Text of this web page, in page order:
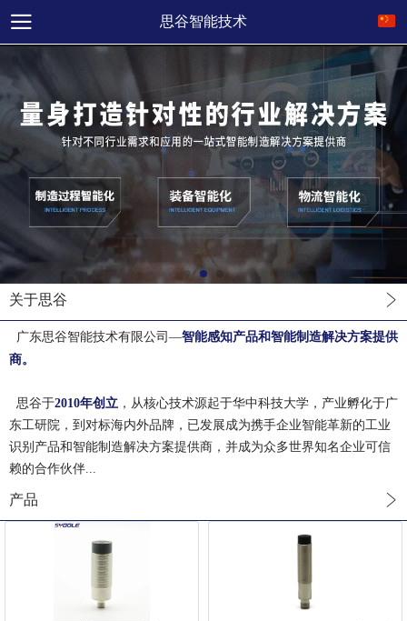
思谷智能技术
关于思谷
广东思谷智能技术有限公司 —智能感知产品和智能制造解决方案提供
商。
思谷于2010年创立 ，从核心技术源起于华中科技大学，产业孵化于广
东工研院，到对标海内外品牌，已发展成为携手企业智能革新的工业
识别产品和智能制造解决方案提供商，并成为众多世界知名企业可信
赖的合作伙伴...
产品